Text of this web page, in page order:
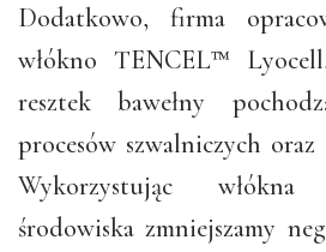
Dodatkowo, firma
włókno TENCEL™
resztek bawełny
procesów szwalniczych
Wykorzystując
środowiska zmniejszamy